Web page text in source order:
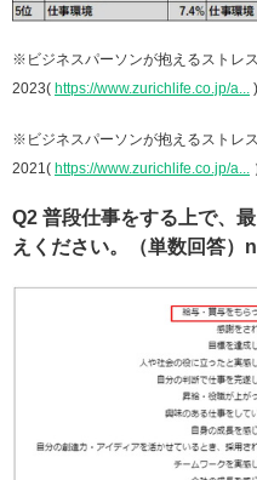
※ビジネスパーソンが抱えるストレ
2023( https://www.zurichlife.co.jp/a... )
※ビジネスパーソンが抱えるストレ
2021( https://www.zurichlife.co.jp/a...
Q2 普段仕事をする上で、
えください。（単数回答）